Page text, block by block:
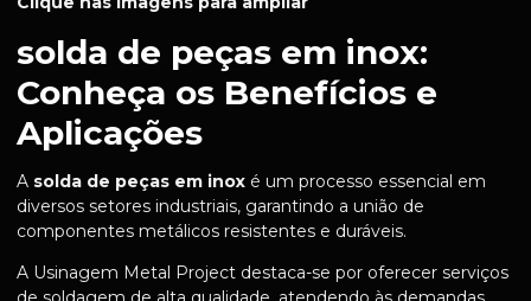
solda de peças em inox:
Conheça os Benefícios e
Aplicações
A solda de peças em inox é um processo essencial em
diversos setores industriais, garantindo a união de
componentes metálicos resistentes e duráveis.
A Usinagem Metal Project destaca-se por oferecer serviços